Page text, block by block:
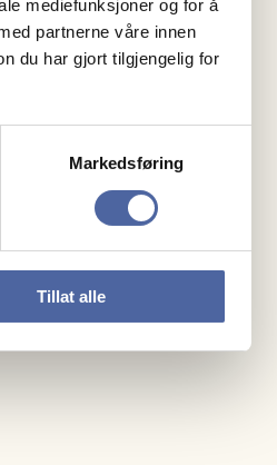
mediefunksjoner og for å
partnerne våre innen
du har gjort tilgjengelig for
Markedsføring
Tillat alle